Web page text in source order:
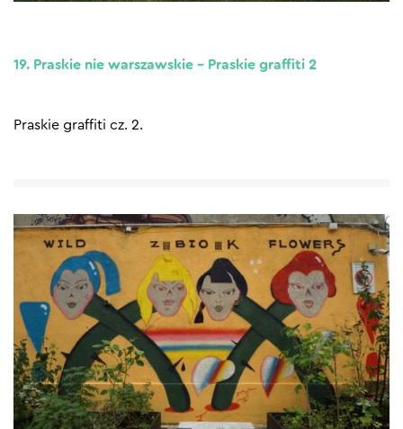
19. Praskie nie warszawskie – Praskie graffiti 2
Praskie graffiti cz. 2.